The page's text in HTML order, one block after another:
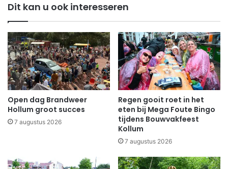
Dit kan u ook interesseren
Open dag Brandweer
Hollum groot succes
7 augustus 2026
Regen gooit roet in het
eten bij Mega Foute Bingo
tijdens Bouwvakfeest
Kollum
7 augustus 2026